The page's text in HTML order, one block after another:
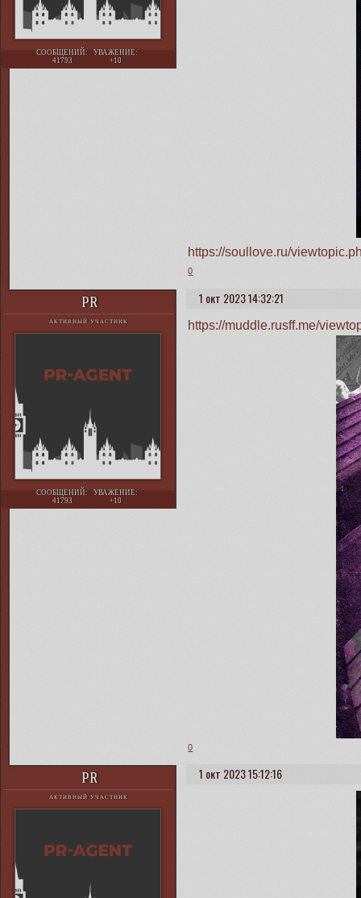
СООБЩЕНИЙ:
41793
УВАЖЕНИЕ:
+10
https://soullove.ru/
0
1 окт 2023 14:32:21
PR
АКТИВНЫЙ УЧАСТНИК
СООБЩЕНИЙ:
41793
УВАЖЕНИЕ:
+10
https://muddle.rusff.me/
0
1 окт 2023 15:12:16
PR
АКТИВНЫЙ УЧАСТНИК